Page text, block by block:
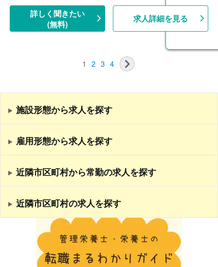
詳しく聞きたい
(無料)
求人詳細を見る
1 2 3 4
施設形態から求人を探す
雇用形態から求人を探す
近隣市区町村から常勤の求人を探す
近隣市区町村の求人を探す